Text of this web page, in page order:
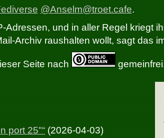
@Anselm@troet.cafe.
und in aller Regel kriegt
Archiv raushalten wollt, sagt das
Seite nach
port 25"“ (2026-04-03)